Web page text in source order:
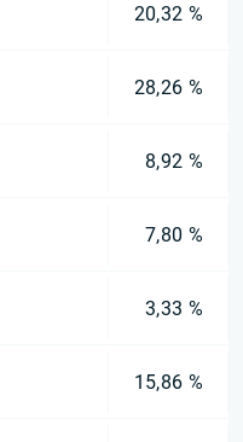
20,32 %
28,26 %
8,92 %
7,80 %
3,33 %
15,86 %